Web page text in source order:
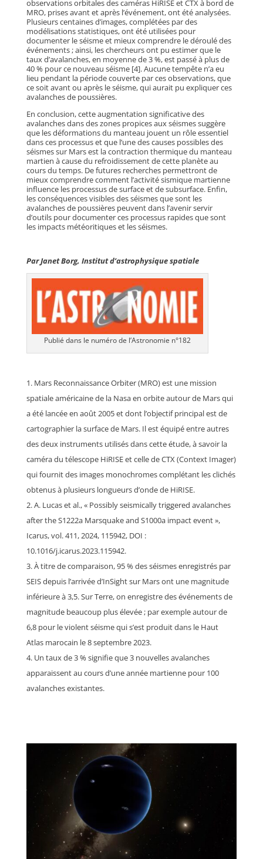
observations orbitales des caméras HiRISE et CTX à bord de
MRO, prises avant et après l’événement, ont été analysées.
Plusieurs centaines d’images, complétées par des
modélisations statistiques, ont été utilisées pour
documenter le séisme et mieux comprendre le déroulé des
événements ; ainsi, les chercheurs ont pu estimer que le
taux d’avalanches, en moyenne de 3 %, est passé à plus de
40 % pour ce nouveau séisme [4]. Aucune tempête n’a eu
lieu pendant la période couverte par ces observations, que
ce soit avant ou après le séisme, qui aurait pu expliquer ces
avalanches de poussières.
En conclusion, cette augmentation significative des
avalanches dans des zones propices aux séismes suggère
que les déformations du manteau jouent un rôle essentiel
dans ces processus et que l’une des causes possibles des
séismes sur Mars est la contraction thermique du manteau
martien à cause du refroidissement de cette planète au
cours du temps. De futures recherches permettront de
mieux comprendre comment l’activité sismique martienne
influence les processus de surface et de subsurface. Enfin,
les conséquences visibles des séismes que sont les
avalanches de poussières peuvent dans l’avenir servir
d’outils pour documenter ces processus rapides que sont
les impacts météoritiques et les séismes.
Par Janet Borg, Institut d’astrophysique spatiale
Publié dans le numéro de l’Astronomie n°182
Mars Reconnaissance Orbiter (MRO) est une mission
spatiale américaine de la Nasa en orbite autour de Mars qui
a été lancée en août 2005 et dont l’objectif principal est de
cartographier la surface de Mars. Il est équipé entre autres
des deux instruments utilisés dans cette étude, à savoir la
caméra du télescope HiRISE et celle de CTX (Context Imager)
qui fournit des images monochromes complétant les clichés
obtenus à plusieurs longueurs d’onde de HiRISE.
A. Lucas et al., « Possibly seismically triggered avalanches
after the S1222a Marsquake and S1000a impact event »,
Icarus, vol. 411, 2024, 115942, DOI :
10.1016/j.icarus.2023.115942.
À titre de comparaison, 95 % des séismes enregistrés par
SEIS depuis l’arrivée d’InSight sur Mars ont une magnitude
inférieure à 3,5. Sur Terre, on enregistre des événements de
magnitude beaucoup plus élevée ; par exemple autour de
6,8 pour le violent séisme qui s’est produit dans le Haut
Atlas marocain le 8 septembre 2023.
Un taux de 3 % signifie que 3 nouvelles avalanches
apparaissent au cours d’une année martienne pour 100
avalanches existantes.